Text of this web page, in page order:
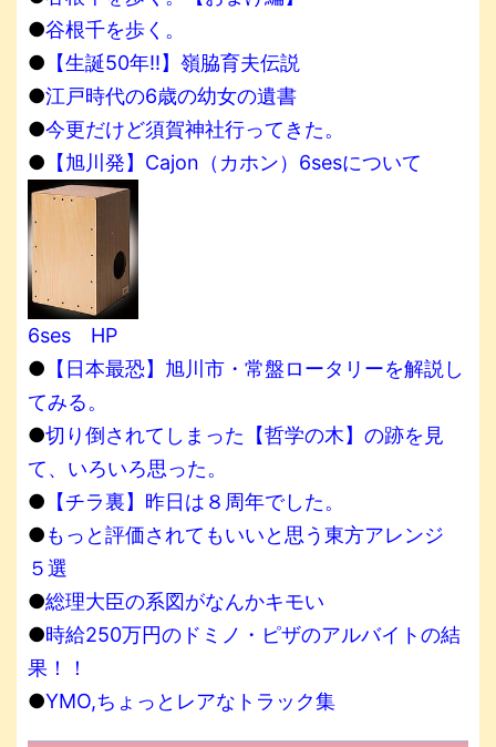
●谷根千を歩く。
● 【生誕50年!!】嶺脇育夫伝説
●江戸時代の6歳の幼女の遺書
●今更だけど須賀神社行ってきた。
● 【旭川発】Cajon（カホン）6sesについて
6ses HP
● 【日本最恐】旭川市・常盤ロータリーを解説し
てみる。
●切り倒されてしまった【哲学の木】の跡を見
て、いろいろ思った。
● 【チラ裏】昨日は８周年でした。
●もっと評価されてもいいと思う東方アレンジ
５選
●総理大臣の系図がなんかキモい
●時給250万円のドミノ・ピザのアルバイトの結
果！！
●YMO,ちょっとレアなトラック集